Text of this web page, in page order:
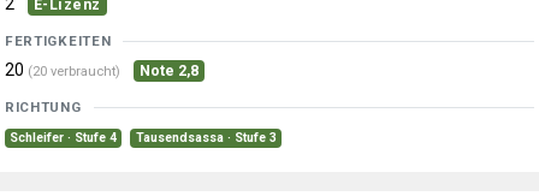
E-Lizenz
FERTIGKEITEN
20 (20 verbraucht) Note 2,8
RICHTUNG
Schleifer · Stufe 4 Tausendsassa · Stufe 3